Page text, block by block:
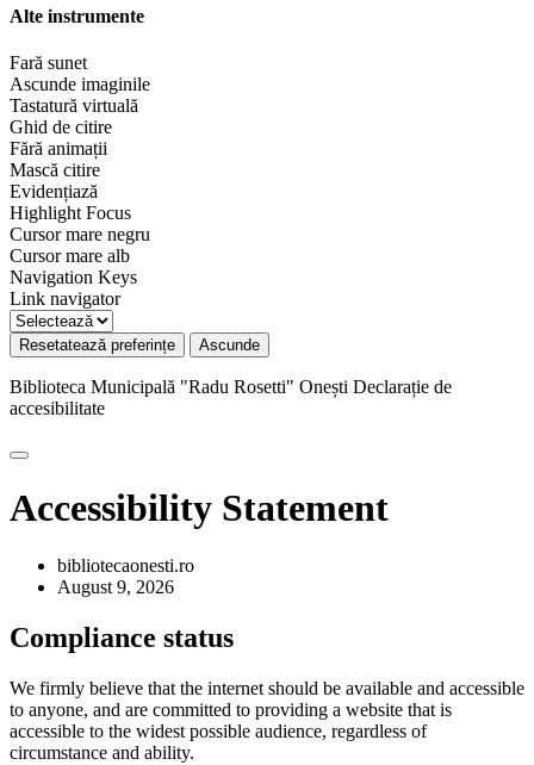
Alte instrumente
Fară sunet
Ascunde imaginile
Tastatură virtuală
Ghid de citire
Fără animații
Mască citire
Evidențiază
Highlight Focus
Cursor mare negru
Cursor mare alb
Navigation Keys
Link navigator
Resetatează preferințe Ascunde
Biblioteca Municipală "Radu Rosetti" Onești Declarație de
accesibilitate
Accessibility Statement
bibliotecaonesti.ro
August 9, 2026
Compliance status
We firmly believe that the internet should be available and accessible
to anyone, and are committed to providing a website that is
accessible to the widest possible audience, regardless of
circumstance and ability.